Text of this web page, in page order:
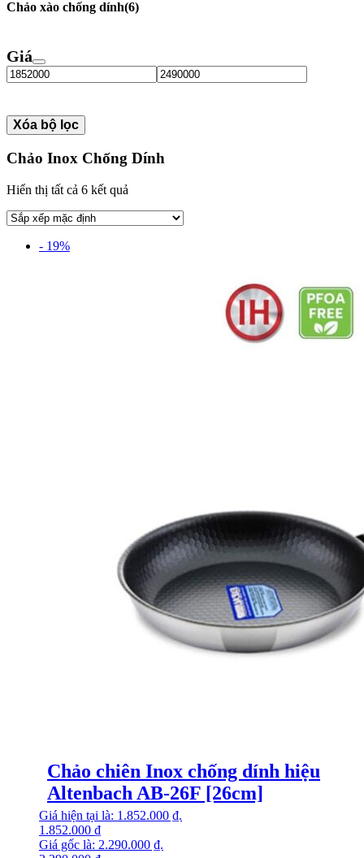
Chảo xào chống dính(6)
Giá
Xóa bộ lọc
Chảo Inox Chống Dính
Hiển thị tất cả 6 kết quả
- 19%
Chảo chiên Inox chống dính hiệu
Altenbach AB-26F [26cm]
Giá gốc là: 2.290.000 ₫.
1.852.000 ₫
Giá hiện tại là: 1.852.000 ₫.